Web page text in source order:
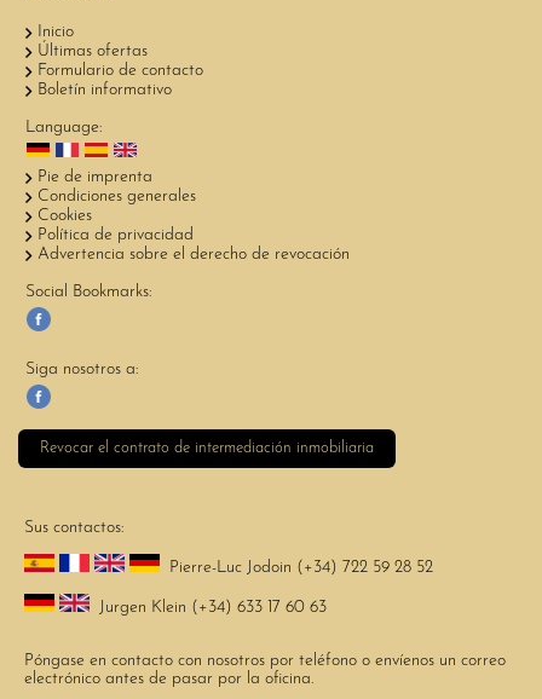
Inicio
Últimas ofertas
Formulario de contacto
Boletín informativo
Language:
Pie de imprenta
Condiciones generales
Cookies
Política de privacidad
Advertencia sobre el derecho de revocación
Social Bookmarks:
Siga nosotros a:
Revocar el contrato de intermediación inmobiliaria
Sus contactos:
Pierre-Luc Jodoin (+34) 722 59 28 52
Jurgen Klein (+34) 633 17 60 63
Póngase en contacto con nosotros por teléfono o envíenos un correo
electrónico antes de pasar por la oficina.